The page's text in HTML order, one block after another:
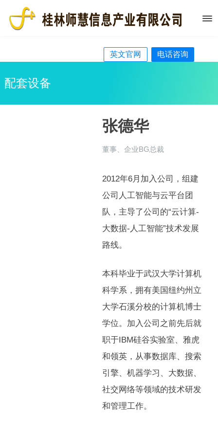
英文官网 电话咨询
配套设备
张德华
董事、企业BG总裁
2012年6月加入公司，组建
公司人工智能与云平台团
队，主导了公司的“云计算-
大数据-人工智能”技术发展
路线。
本科毕业于武汉大学计算机
科学系，拥有美国纽约州立
大学石溪分校的计算机博士
学位。加入公司之前先后就
职于IBM硅谷实验室、雅虎
和领英，从事数据库、搜索
引擎、机器学习、大数据、
社交网络等领域的技术研发
和管理工作。